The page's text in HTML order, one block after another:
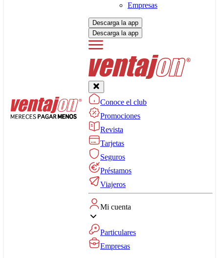
Empresas
Descarga la app
Descarga la app
Conoce el club
Promociones
Revista
Tarjetas
Seguros
Préstamos
Viajeros
Mi cuenta
Particulares
Empresas